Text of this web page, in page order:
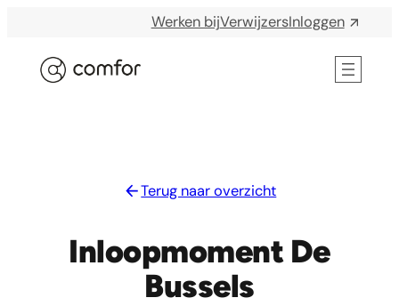
Werken bijVerwijzersInloggen
Terug naar overzicht
Inloopmoment De
Bussels